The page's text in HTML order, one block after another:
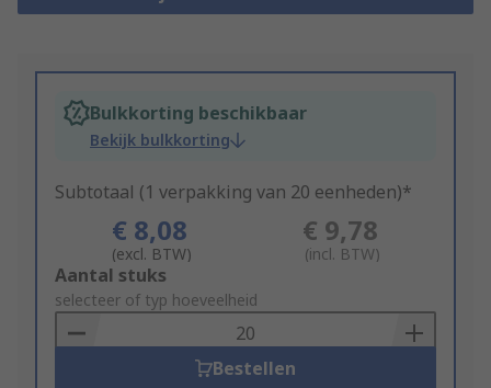
Bulkkorting beschikbaar
Bekijk bulkkorting
Subtotaal (1 verpakking van 20 eenheden)*
€ 8,08
(excl. BTW)
€ 9,78
(incl. BTW)
Add
to
Basket
Aantal stuks
selecteer of typ hoeveelheid
Bestellen